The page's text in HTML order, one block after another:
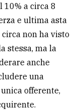
10% a circa 8
e ultima asta
non ha visto
stessa, ma la
anche
una
offerente,